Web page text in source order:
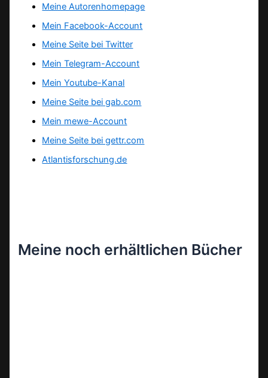
Meine Autorenhomepage
Mein Facebook-Account
Meine Seite bei Twitter
Mein Telegram-Account
Mein Youtube-Kanal
Meine Seite bei gab.com
Mein mewe-Account
Meine Seite bei gettr.com
Atlantisforschung.de
Meine noch erhältlichen Bücher